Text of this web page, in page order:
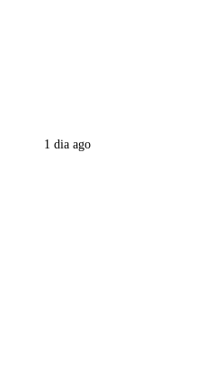
1 dia ago